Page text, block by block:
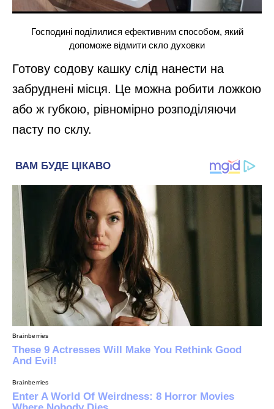
Господині поділилися ефективним способом, який
допоможе відмити скло духовки
Готову содову кашку слід нанести на
забруднені місця. Це можна робити ложкою
або ж губкою, рівномірно розподіляючи
пасту по склу.